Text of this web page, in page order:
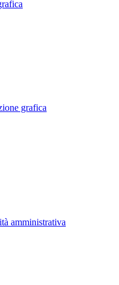
grafica
amministrativa